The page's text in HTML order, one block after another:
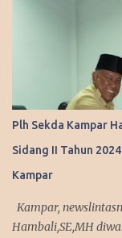
25 - 31 Januari
karena Pemerintah
gencarnya
Pekanbaru terpilih,
mengikuti
daerah lainnya. Ini
sampah dengan
Agung, Rabu (21/1/
Plh Sekda Kampar
Sidang II Tahun
Kampar
Kampar,
Hambali,SE,MH